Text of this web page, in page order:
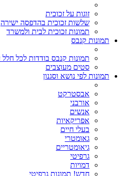
זוגות על זכוכית
שלשות זכוכית בהדפסה ישירה
תמונות זכוכית לבית ולמשרד
תמונות קנבס
תמונות קנבס בודדות לכל
סטים מעוצבים
תמונות לפי נושא וסגנון
אבסטרקט
אורבני
אנשים
אפריקאיות
בעלי חיים
גאומטרי
גיאומטריים
גרפיטי
דמויות
חדש! תמונות גרפיטי